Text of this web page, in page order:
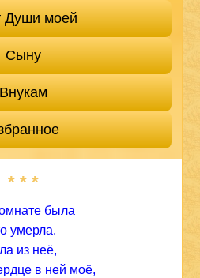
Души моей
Сыну
* * *
была
умерла.
из неё,
в ней моё,